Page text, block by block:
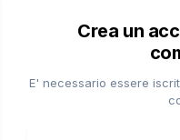
Crea un
E' necessario essere